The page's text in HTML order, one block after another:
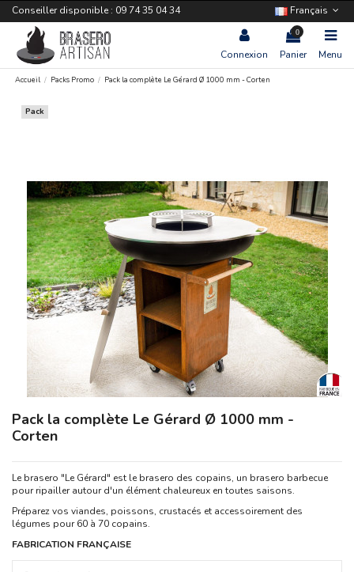
Conseiller disponible : 09 74 35 04 34 Français
Connexion
0
Panier Menu
Accueil Packs Promo Pack la complète Le Gérard Ø 1000 mm - Corten
Pack
Pack la complète Le Gérard Ø 1000 mm -
Corten
Le brasero "Le Gérard" est le brasero des copains, un brasero barbecue
pour ripailler autour d'un élément chaleureux en toutes saisons.
Préparez vos viandes, poissons, crustacés et accessoirement des
légumes pour 60 à 70 copains.
FABRICATION FRANÇAISE